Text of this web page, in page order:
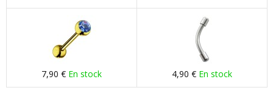
7,90 € En stock 4,90 € En stock